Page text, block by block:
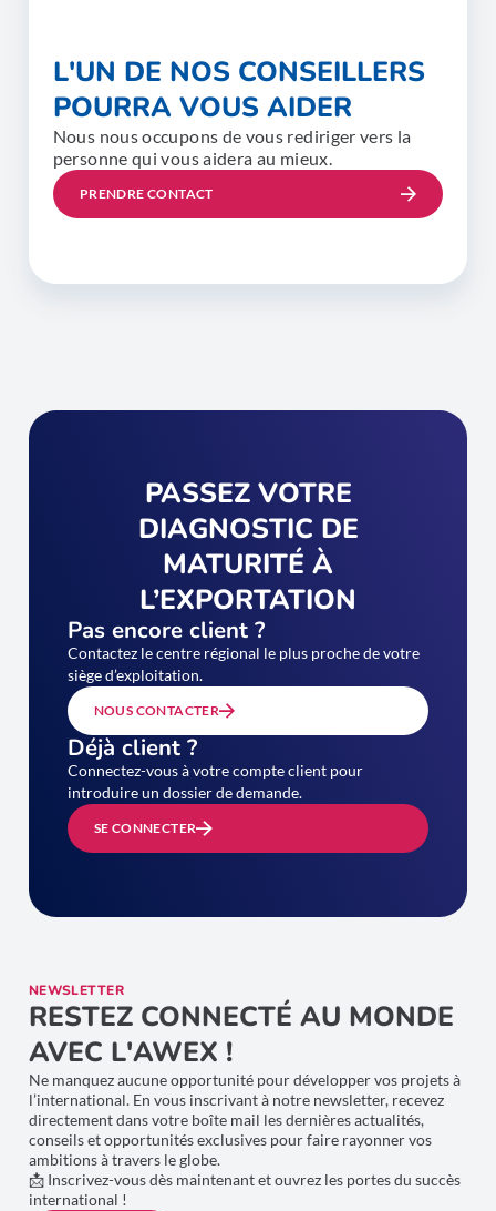
L'UN DE NOS CONSEILLERS
POURRA VOUS AIDER
Nous nous occupons de vous rediriger vers la
personne qui vous aidera au mieux.
PRENDRE CONTACT
PASSEZ VOTRE
DIAGNOSTIC DE
MATURITÉ À
L’EXPORTATION
Pas encore client ?
Contactez le centre régional le plus proche de votre
siège d’exploitation.
NOUS CONTACTER
Déjà client ?
Connectez-vous à votre compte client pour
introduire un dossier de demande.
SE CONNECTER
NEWSLETTER
RESTEZ CONNECTÉ AU MONDE
AVEC L'AWEX !
Ne manquez aucune opportunité pour développer vos projets à
l’international. En vous inscrivant à notre newsletter, recevez
directement dans votre boîte mail les dernières actualités,
conseils et opportunités exclusives pour faire rayonner vos
ambitions à travers le globe.
📩 Inscrivez-vous dès maintenant et ouvrez les portes du succès
international !